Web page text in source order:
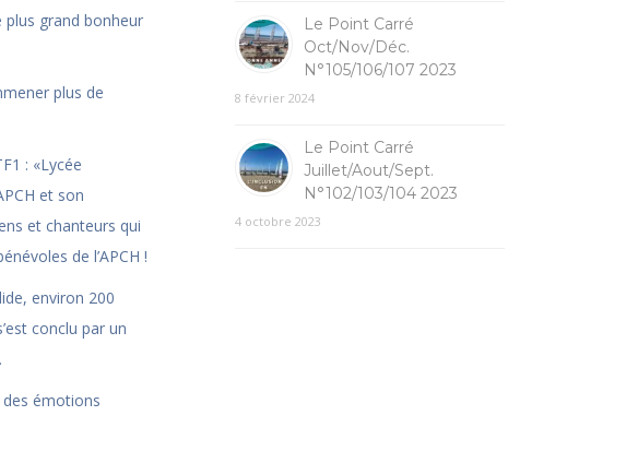
grand bonheur
plus de
: «Lycée
et son
et chanteurs qui
de l’APCH !
environ 200
conclu par un
émotions
Le Point Carré
Oct/Nov/Déc.
N°105/106/107 2023
8 février 2024
Le Point Carré
Juillet/Aout/Sept.
N°102/103/104 2023
4 octobre 2023